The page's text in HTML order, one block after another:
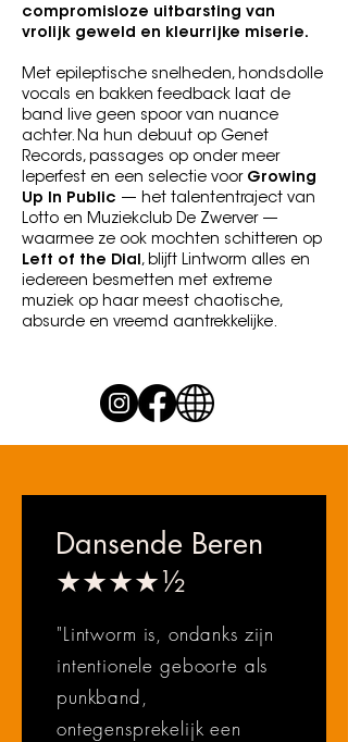
compromisloze uitbarsting van
vrolijk geweld en kleurrijke miserie.
Met epileptische snelheden, hondsdolle
vocals en bakken feedback laat de
band live geen spoor van nuance
achter. Na hun debuut op Genet
Records, passages op onder meer
Ieperfest en een selectie voor Growing
Up In Public — het talententraject van
Lotto en Muziekclub De Zwerver —
waarmee ze ook mochten schitteren op
Left of the Dial , blijft Lintworm alles en
iedereen besmetten met extreme
muziek op haar meest chaotische,
absurde en vreemd aantrekkelijke.
Dansende Beren
★★★★½
"Lintworm is, ondanks zijn
intentionele geboorte als
punkband,
ontegensprekelijk een